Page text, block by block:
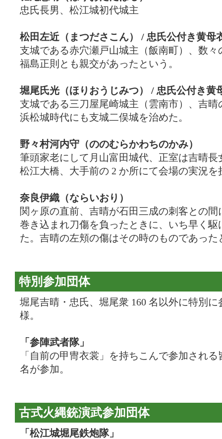
忠氏長男、松江城初代城主
松田左近（まつださこん） / 忠氏公付き黄母
支城である赤穴瀬戸山城主（飯南町）、数々
福島正則とも親交があったという。
堀尾氏光（ほりおうじみつ） / 忠氏公付き黄
支城である三刀屋尾崎城主（雲南市）、吉晴
浜松城時代にも支城二俣城を治めた。
野々村河内守（ののむらかわちのかみ）
筆頭家老にして月山富田城代、正室は吉晴長
松江大橋、大手前の 2 か所にて会場の実況を
奈良伊織（ならいおり）
関ヶ原の直前、吉晴が石田三成の刺客との間
巻き込まれ刀傷を負ったときに、いち早く駆
た。吉晴の左頬の傷はその時のものであった
特別参加団体
堀尾吉晴・忠氏、堀尾衆 160 名以外に特別に
様。
「参陣武者隊」
「自前の甲冑衣裳」を持ちこんで参加され
名が参加。
古式火縄銃演武参加団体
「松江城堀尾鉄炮隊」